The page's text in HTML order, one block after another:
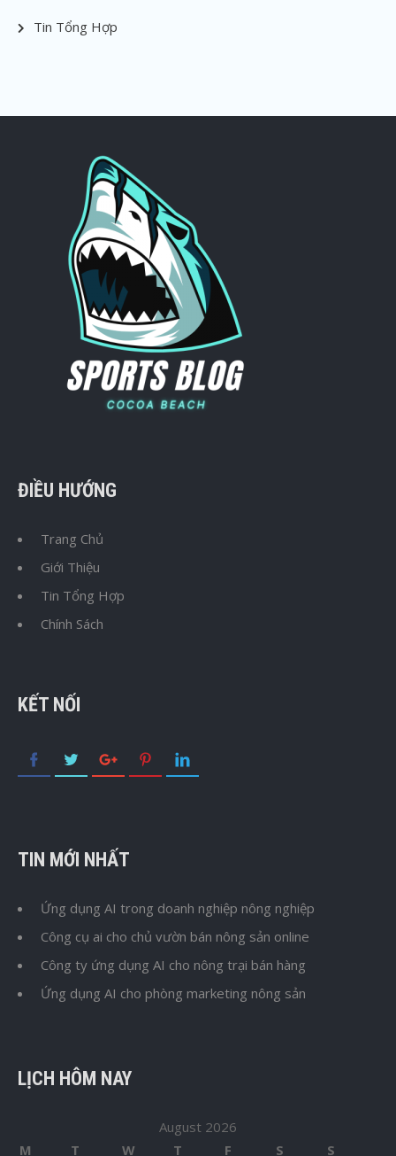
Tin Tổng Hợp
ĐIỀU HƯỚNG
Trang Chủ
Giới Thiệu
Tin Tổng Hợp
Chính Sách
KẾT NỐI
TIN MỚI NHẤT
Ứng dụng AI trong doanh nghiệp nông nghiệp
Công cụ ai cho chủ vườn bán nông sản online
Công ty ứng dụng AI cho nông trại bán hàng
Ứng dụng AI cho phòng marketing nông sản
LỊCH HÔM NAY
August 2026
M
T W T F S S